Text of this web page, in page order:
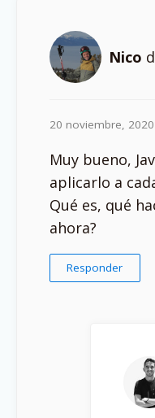
Nico
20 noviembre,
Muy bueno,
aplicarlo a
Qué es, qué
ahora?
Responder